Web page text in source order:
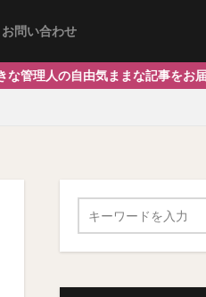
お問い合わせ
まな記事をお届けしているブログ